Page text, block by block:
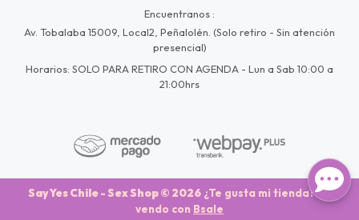
Encuentranos
Av. Tobalaba 15009, Local2, Peñalolén. (Solo retiro - Sin atención
presencial)
Horarios: SOLO PARA RETIRO CON AGENDA - Lun a Sab 10:00 a
21:00hrs
Say Yes Chile - Sex Shop © 2026 ¿Te gusta mi tienda? Yo
vendo con Bsale